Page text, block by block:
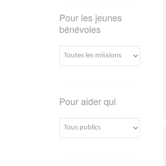
Pour les jeunes
bénévoles
Pour aider qui